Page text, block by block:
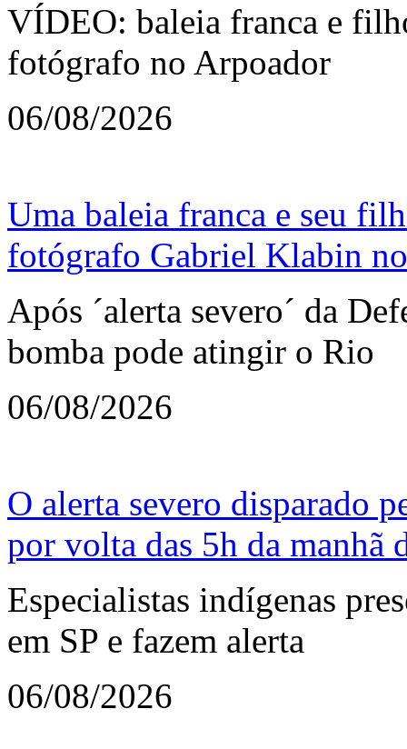
VÍDEO: baleia franca e
fotógrafo no Arpoador
06/08/2026
Uma baleia franca e seu
fotógrafo Gabriel Klabin
Após ´alerta severo´ da
bomba pode atingir o Rio
06/08/2026
O alerta severo disparado
por volta das 5h da manhã
Especialistas indígenas
em SP e fazem alerta
06/08/2026